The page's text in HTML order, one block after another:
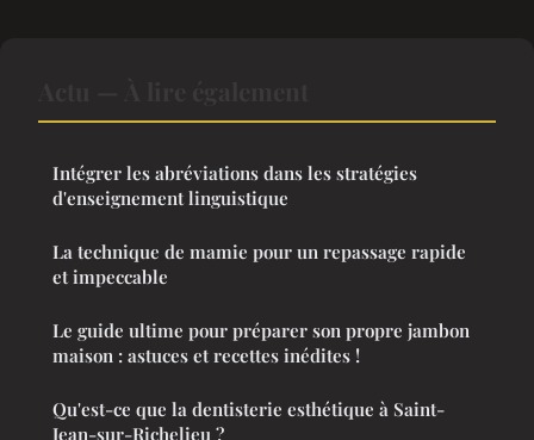
Intégrer les abréviations dans les stratégies
d'enseignement linguistique
La technique de mamie pour un repassage rapide
et impeccable
Le guide ultime pour préparer son propre jambon
maison : astuces et recettes inédites !
Qu'est-ce que la dentisterie esthétique à Saint-
Jean-sur-Richelieu ?